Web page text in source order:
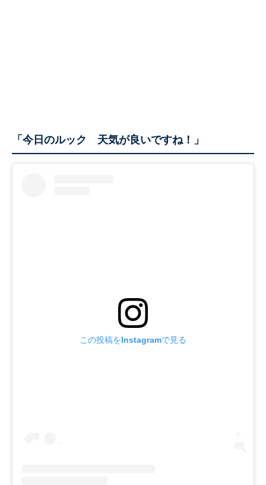
「今日のルック 天気が良いですね！」
この投稿をInstagramで見る